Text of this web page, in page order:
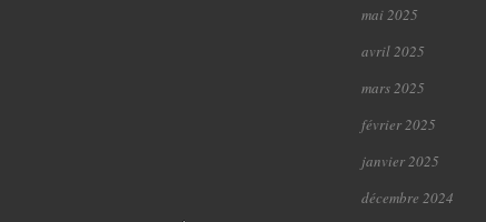
mai 2025
avril 2025
mars 2025
février 2025
janvier 2025
décembre 2024